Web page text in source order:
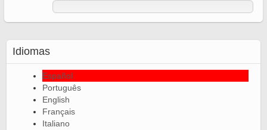
Idiomas
Español
Português
English
Français
Italiano